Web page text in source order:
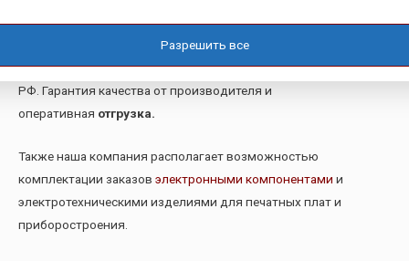
на складе в Санкт-Петербурге,
при оптовом заказе, возможнадоставкапо всей территории
РФ. Гарантия качества от производителя и
оперативная отгрузка.
Также наша компания располагает возможностью
комплектации заказов электронными компонентами и
электротехническими изделиями для печатных плат и
приборостроения.
Разрешить все